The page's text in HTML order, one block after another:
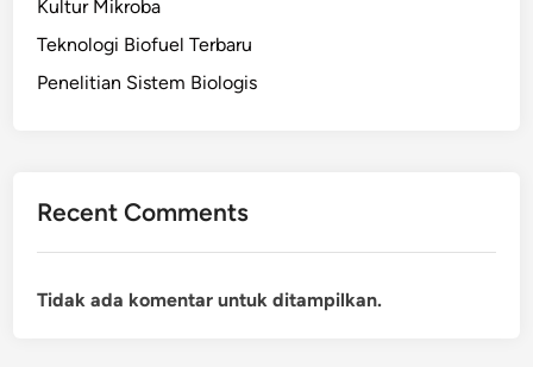
Kultur Mikroba
Teknologi Biofuel Terbaru
Penelitian Sistem Biologis
Recent Comments
Tidak ada komentar untuk ditampilkan.